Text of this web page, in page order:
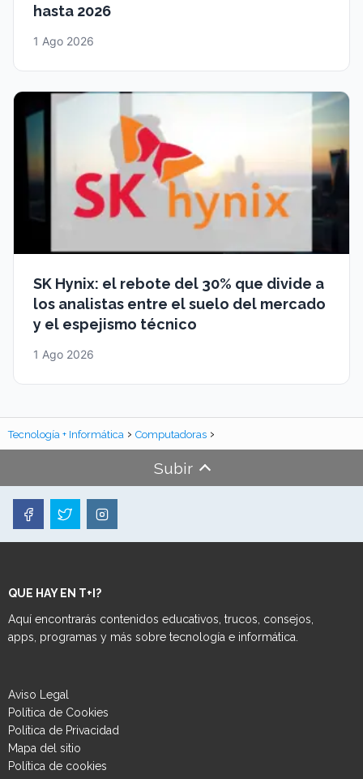
hasta 2026
1 Ago 2026
SK Hynix: el rebote del 30% que divide a
los analistas entre el suelo del mercado
y el espejismo técnico
1 Ago 2026
Tecnología + Informática Computadoras
Subir
QUE HAY EN T+I?
Aquí encontrarás contenidos educativos, trucos, consejos,
apps, programas y más sobre tecnología e informática.
Aviso Legal
Política de Cookies
Política de Privacidad
Mapa del sitio
Política de cookies